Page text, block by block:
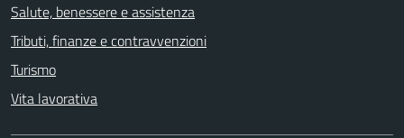
Salute, benessere e assistenza
Tributi, finanze e contravvenzioni
Turismo
Vita lavorativa